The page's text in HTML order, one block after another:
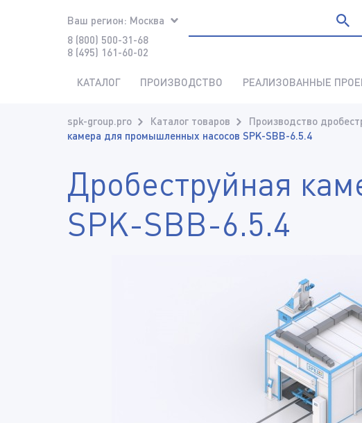
Ваш регион: Москва
8 (800) 500-31-68
8 (495) 161-60-02
КАТАЛОГ ПРОИЗВОДСТВО РЕАЛИЗОВАННЫЕ
spk-group.pro Каталог товаров Производство
камера для промышленных насосов SPK-SBB-6.5.4
Дробеструйная
SPK-SBB-6.5.4